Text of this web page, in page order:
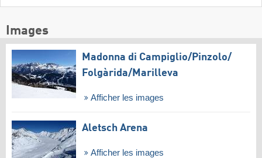
Images
Madonna di Campiglio/​Pinzolo/​
Folgàrida/​Marilleva
Afficher les images
Aletsch Arena
Afficher les images